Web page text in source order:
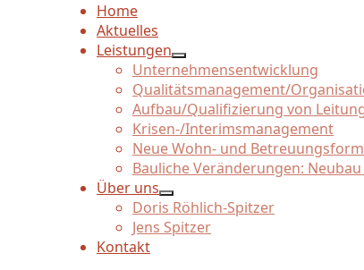
Home
Aktuelles
Leistungen
Unternehmensentwicklung
Qualitätsmanagement/
Aufbau/Qualifizierung von
Krisen-/Interimsmanagement
Neue Wohn- und
Bauliche Veränderungen:
Über uns
Doris Röhlich-Spitzer
Jens Spitzer
Kontakt